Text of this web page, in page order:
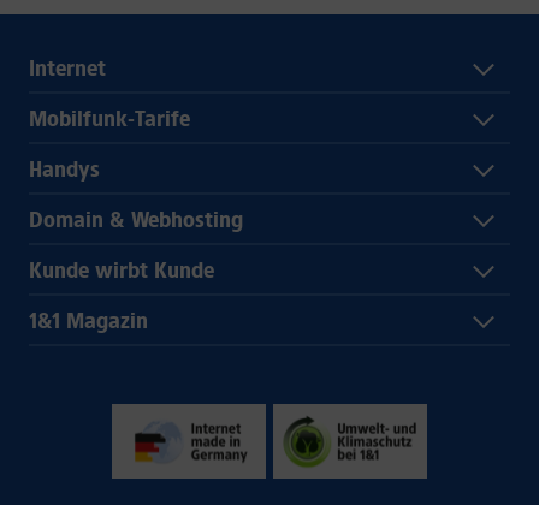
Internet
Mobilfunk-Tarife
Handys
Domain & Webhosting
Kunde wirbt Kunde
1&1 Magazin